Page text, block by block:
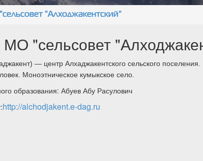
"Алходжакентский"
МО "сельсовет
— центр Алхаджакентского сельского поселения.
Моноэтническое кумыкское село.
образования: Абуев Абу Расулович
http://alchodjakent.e-dag.ru